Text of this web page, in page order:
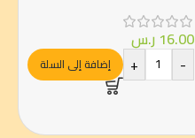
16.00 ر.س
-
+ إضافة إلى السلة